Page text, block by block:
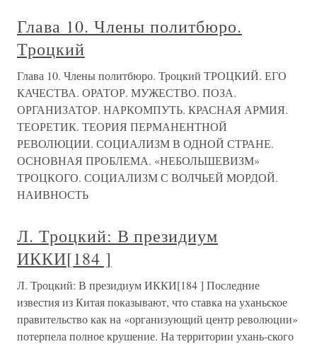
Глава 10. Члены политбюро.
Троцкий
Глава 10. Члены политбюро. Троцкий ТРОЦКИЙ. ЕГО
КАЧЕСТВА. ОРАТОР. МУЖЕСТВО. ПОЗА.
ОРГАНИЗАТОР. НАРКОМПУТЬ. КРАСНАЯ АРМИЯ.
ТЕОРЕТИК. ТЕОРИЯ ПЕРМАНЕНТНОЙ
РЕВОЛЮЦИИ. СОЦИАЛИЗМ В ОДНОЙ СТРАНЕ.
ОСНОВНАЯ ПРОБЛЕМА. «НЕБОЛЬШЕВИЗМ»
ТРОЦКОГО. СОЦИАЛИЗМ С ВОЛЧЬЕЙ МОРДОЙ.
НАИВНОСТЬ
Л. Троцкий: В президиум
ИККИ[184 ]
Л. Троцкий: В президиум ИККИ[184 ] Последние
известия из Китая показывают, что ставка на уханьское
правительство как на «организующий центр революции»
потерпела полное крушение. На территории ухань-ского